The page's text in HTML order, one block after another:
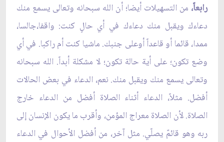
رابعاً، من التسهيلات أيضا؛ أن الله سبحانه وتعالى يسمع منك
دعاءك ويقبل منك دعاءك في أي حالٍ كنت: واقفا،جالسا،
ممدا، قائما أو قاعداً أوعلى جنبك. ماشيا كنت أم راكبا. في أي
وضع تكون؛ على أية حالة تكون؛ لا مشكلة أبداً. الله سبحانه
وتعالى يسمع منك ويقبل منك. نعم، الدعاء في بعض الحالات
أفضل. مثلاً، الدعاء أثناء الصلاة أفضل من الدعاء خارج
الصلاة. لأن الصلاة معراج المؤمن، وأقرب ما يكون الإنسان إلى
ربه وهو قائمٌ يصلّي. مثل آخر، من أفضل الأحوال في الدعاء